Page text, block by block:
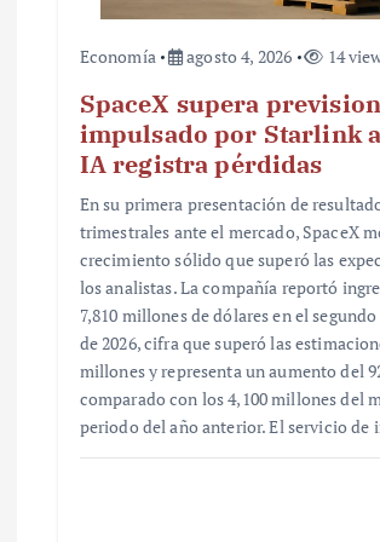
Economía agosto 4, 2026 14
SpaceX supera
impulsado por Starlink
IA registra pérdidas
En su primera presentación de
trimestrales ante el mercado, SpaceX
crecimiento sólido que superó las
los analistas. La compañía reportó
7,810 millones de dólares en el
de 2026, cifra que superó las
millones y representa un aumento del
comparado con los 4,100 millones del
periodo del año anterior. El servicio